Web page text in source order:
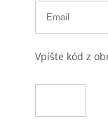
Vpíšte kód z